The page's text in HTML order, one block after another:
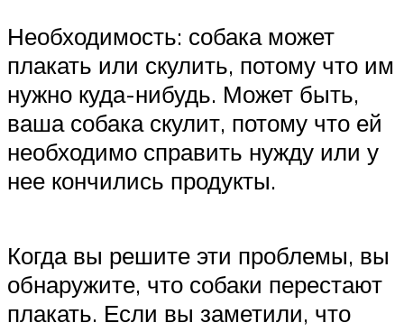
Необходимость: собака может
плакать или скулить, потому что им
нужно куда-нибудь. Может быть,
ваша собака скулит, потому что ей
необходимо справить нужду или у
нее кончились продукты.
Когда вы решите эти проблемы, вы
обнаружите, что собаки перестают
плакать. Если вы заметили, что